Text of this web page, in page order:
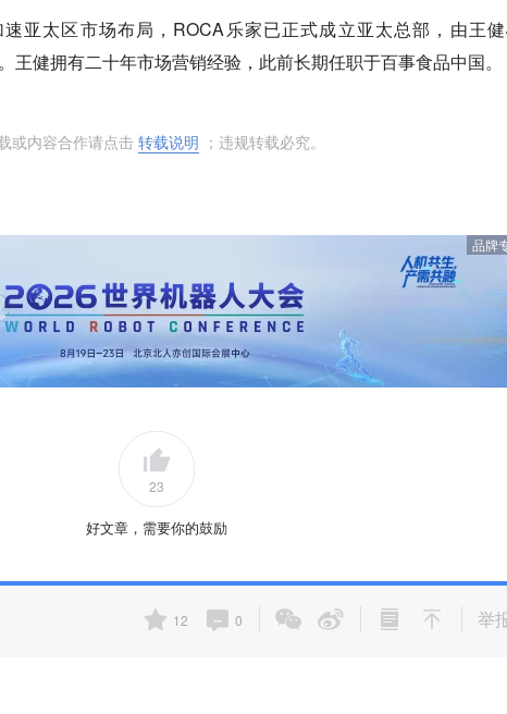
亚太区市场布局，ROCA乐家已正式成立亚太总部，由王
王健拥有二十年市场营销经验，此前长期任职于百事食品中国。
或内容合作请点击 转载说明 ；违规转载必究。
品牌
23
好文章，需要你的鼓励
12 0 举